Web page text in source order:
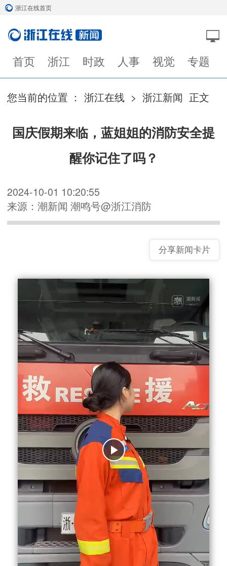
浙江在线首页
首页 浙江 时政 人事 视觉 专题
您当前的位置 ： 浙江在线 > 浙江新闻 正文
国庆假期来临，蓝姐姐的消防安全提
醒你记住了吗？
2024-10-01 10:20:55
来源：潮新闻 潮鸣号@浙江消防
分享新闻卡片